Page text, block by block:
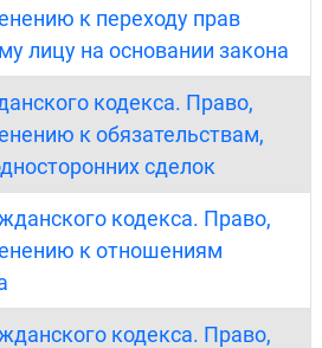
к переходу прав
лицу на основании закона
кодекса. Право,
к обязательствам,
сделок
кодекса. Право,
к отношениям
кодекса. Право,